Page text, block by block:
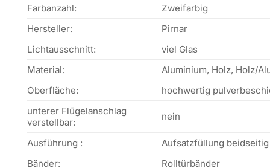
Farbanzahl:
Zweifarbig
Hersteller:
Pirnar
Lichtausschnitt:
viel Glas
Material:
Aluminium, Holz, Holz/
Oberfläche:
hochwertig
unterer Flügelanschlag
verstellbar:
nein
Ausführung :
Aufsatzfüllung beidseitig
Bänder:
Rolltürbänder